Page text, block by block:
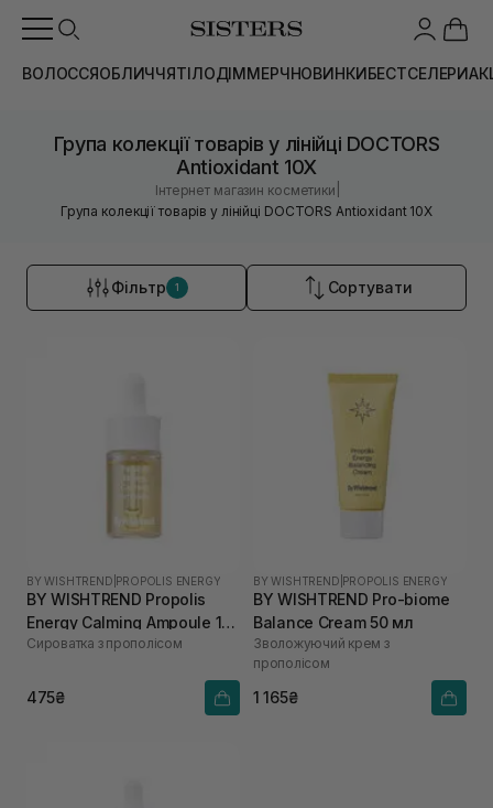
ВОЛОССЯОБЛИЧЧЯТІЛОДІММЕРЧНОВИНКИБЕСТСЕЛЕРИ
Група колекції товарів у лінійці DOCTORS
Antioxidant 10X
Інтернет магазин косметики
Група колекції товарів у лінійці DOCTORS Antioxidant 10X
Фільтр 1 Сортувати
BY WISHTREND PROPOLIS ENERGY
BY WISHTREND Propolis
Energy Calming Ampoule 10
мл
Сироватка з прополісом
475₴
BY WISHTREND PROPOLIS ENERGY
BY WISHTREND Pro-biome
Balance Cream 50 мл
Зволожуючий крем з
прополісом
1 165₴